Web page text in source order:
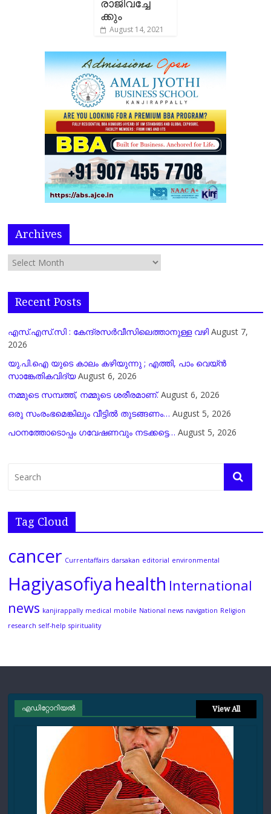
ക്കും
August 14, 2021
Archives
Recent Posts
എസ്.എസ്.സി : കേന്ദ്രസർവീസിലെത്താനുള്ള വഴി August 7,
2026
യു.പി.ഐ യുടെ കാലം കഴിയുന്നു ; എത്തി, പാം വെയ്ൻ
സാങ്കേതികവിദ്യ August 6, 2026
നമ്മുടെ സമ്പത്ത്, നമ്മുടെ ശരീരമാണ്. August 6, 2026
ഒരു സംരംഭമെങ്കിലും വീട്ടിൽ തുടങ്ങണം… August 5, 2026
പഠനത്തോടൊപ്പം ഗവേഷണവും നടക്കട്ടെ… August 5, 2026
Tag Cloud
cancer Currentaffairs darsakan editorial environmental
Hagiyasofiya health International
news kanjirappally medical mobile National news navigation Religion
research self-help spirituality
എഡിറ്റോറിയല്‍ View All